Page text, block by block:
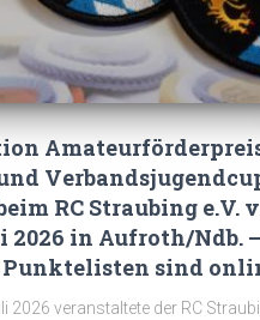
RC Straubing e.V.
2026 in Aufroth/Ndb.
sind
2026 veranstaltete der RC